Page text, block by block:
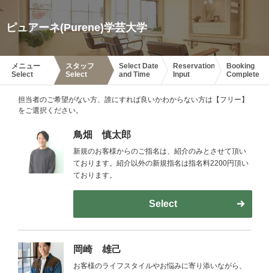
ピュアーネ(Purene)学芸大学
メニュー
Select
スタッフ
Select
Select Date
and Time
Reservation
Input
Booking
Complete
担当者のご希望がない方、誰にすれば良いかわからない方は【フリー】
をご選択ください。
鳥畑 慎太郎
新規のお客様からのご指名は、紹介のみとさせて頂い
ております。紹介以外の新規指名は指名料2200円頂い
ております。
Select
岡崎 雄己
お客様のライフスタイルやお悩みに寄り添いながら、